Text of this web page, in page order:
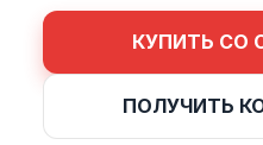
КУПИТЬ СО
ПОЛУЧИТЬ